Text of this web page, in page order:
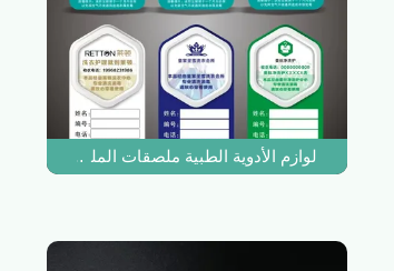
النفايات السريرية ملصقا
لوازم الأدوية الطبية ملصقات الملصقات